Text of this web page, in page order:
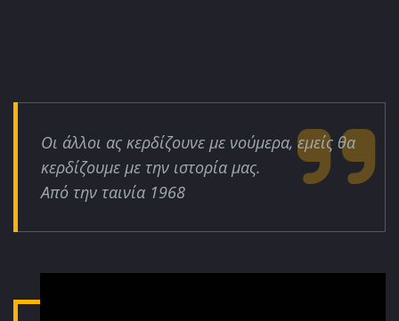
Οι άλλοι ας κερδίζουνε με νούμερα, εμείς θα
κερδίζουμε με την ιστορία μας.
Από την ταινία 1968